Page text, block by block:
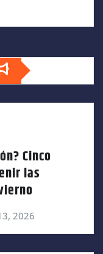
Cinco
las
2026